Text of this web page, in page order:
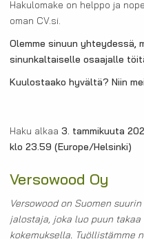
Hakulomake on helppo ja
oman CV.si.
Olemme sinuun yhteydessä,
sinunkaltaiselle osaajalle
Kuulostaako hyvältä? Niin
Haku alkaa 3. tammikuuta
klo 23.59 (Europe/Helsinki)
Versowood Oy
Versowood on Suomen
jalostaja, joka luo puun
kokemuksella. Työllistämme